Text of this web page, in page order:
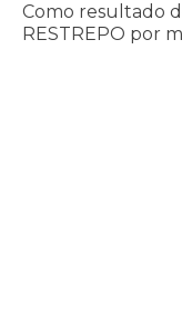
Como resultado
RESTREPO por